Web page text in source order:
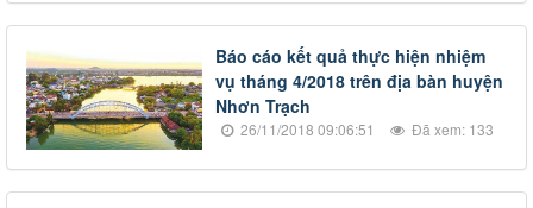
Báo cáo kết quả thực hiện nhiệm
vụ tháng 4/2018 trên địa bàn huyện
Nhơn Trạch
26/11/2018 09:06:51 Đã xem: 133